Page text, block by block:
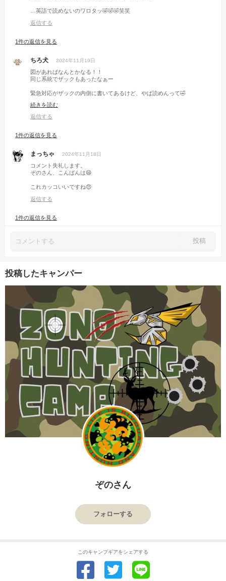
…英語で読めないのワロタッ🤣🤣🤣笑笑
返信する
1件の返信を見る
ちろ犬 2024年11月19日
図があればなんとかなる！！
同じ系統でザックもあったなぁー
緊急対応がザックの内側に書いてあるけど、やぱ読めんって🤣
大丈夫、最悪Google先生が画像から翻訳してくれる👍電波必須だけど〜
続きを読む
返信する
1件の返信を見る
まっちゃ 2024年11月18日
コメント失礼します。
ぞのさん、こんばんは😄
これカッコいいですね😍
返信する
1件の返信を見る
投稿
投稿したキャンパー
ぞのさん
フォローする
このキャンプギアをシェアする